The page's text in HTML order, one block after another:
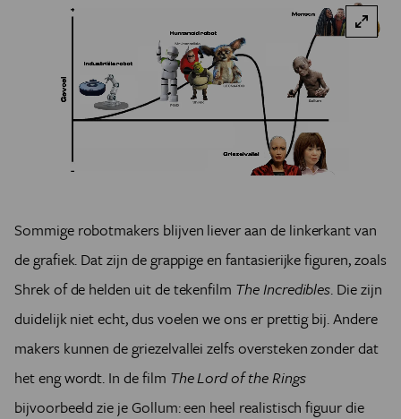
Sommige robotmakers blijven liever aan de linkerkant van
de grafiek. Dat zijn de grappige en fantasierijke figuren, zoals
Shrek of de helden uit de tekenfilm The Incredibles. Die zijn
duidelijk niet echt, dus voelen we ons er prettig bij. Andere
makers kunnen de griezelvallei zelfs oversteken zonder dat
het eng wordt. In de film The Lord of the Rings
bijvoorbeeld zie je Gollum: een heel realistisch figuur die